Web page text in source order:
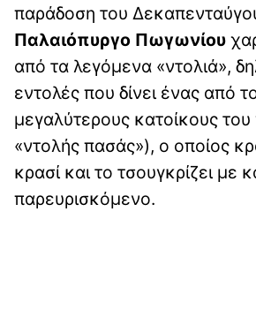
παράδοση του
Παλαιόπυργο Πωγωνίου
από τα λεγόμενα «ντολιά»,
εντολές που δίνει ένας από
μεγαλύτερους κατοίκους
«ντολής πασάς»), ο οποίος
κρασί και το τσουγκρίζει με
παρευρισκόμενο.